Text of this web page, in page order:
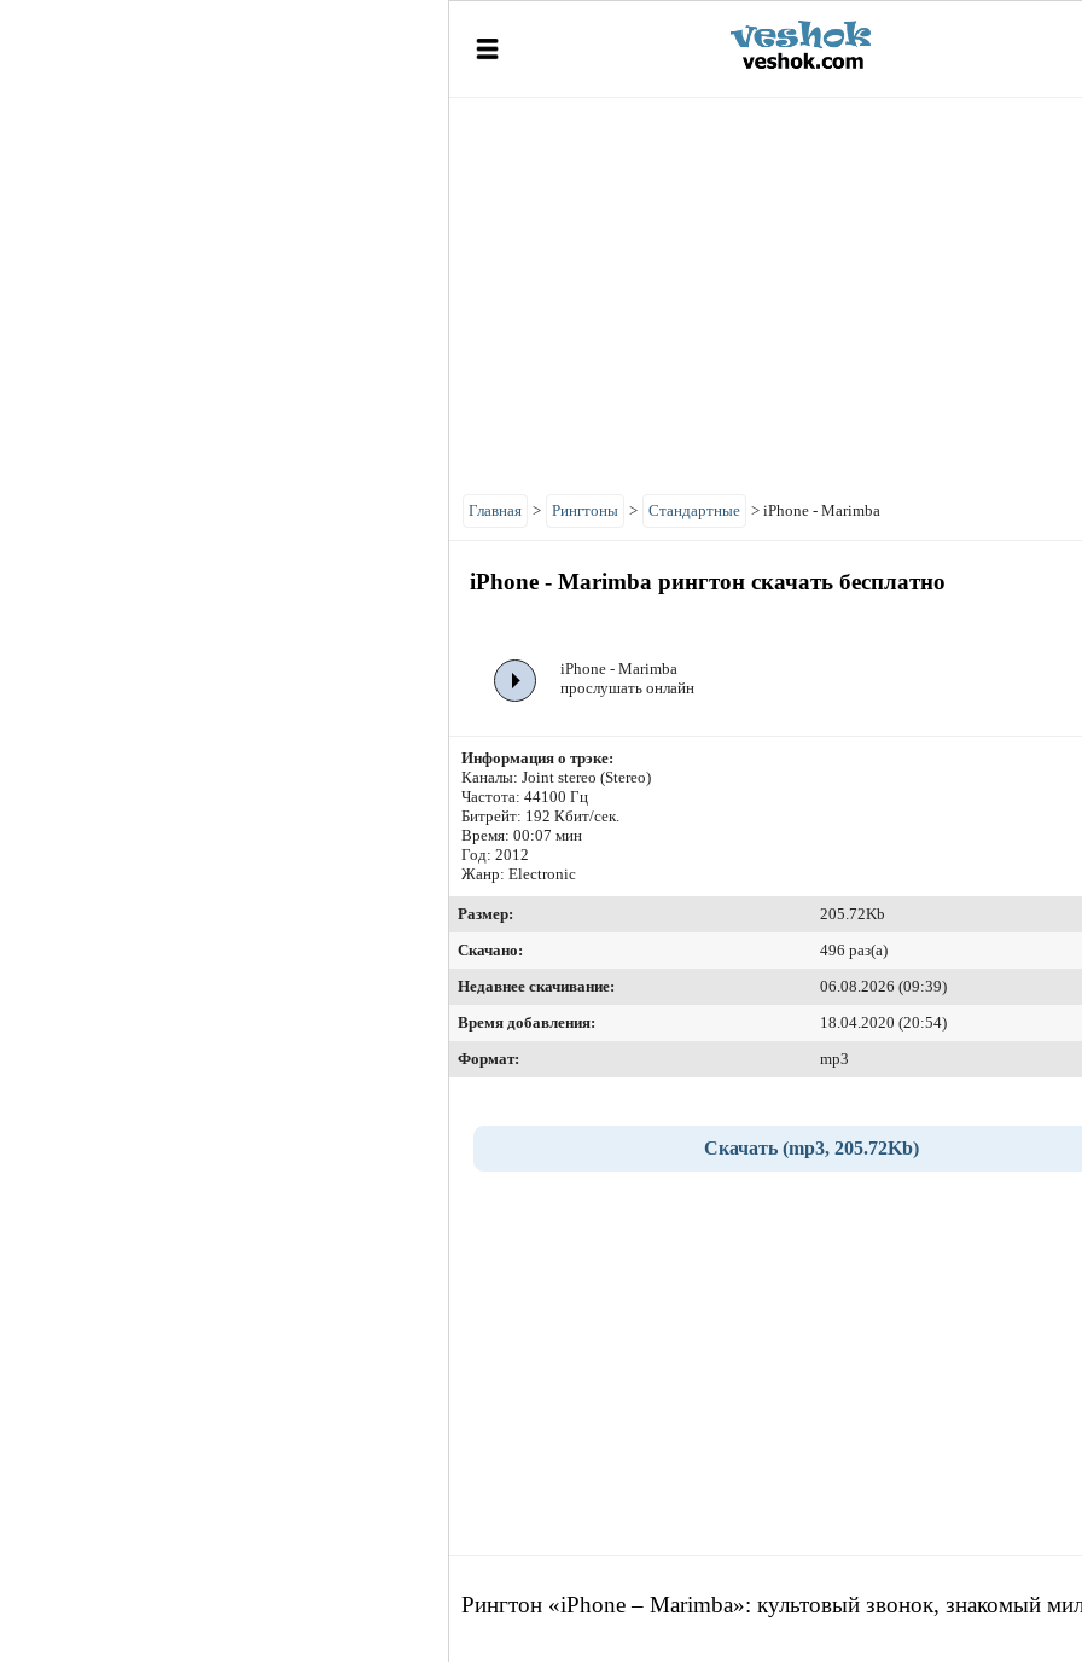
Главная > Рингтоны > Стандартные > iPhone - Marimba
iPhone - Marimba рингтон скачать бесплатно
iPhone - Marimba
прослушать онлайн
Информация о трэке:
Каналы: Joint stereo (Stereo)
Частота: 44100 Гц
Битрейт: 192 Кбит/сек.
Время: 00:07 мин
Год: 2012
Жанр: Electronic
Размер:
205.72Kb
Скачано:
496 раз(а)
Недавнее скачивание:
06.08.2026 (09:39)
Время добавления:
18.04.2020 (20:54)
Формат:
mp3
Скачать (mp3, 205.72Kb)
Рингтон «iPhone – Marimba»: культовый звонок, знакомый